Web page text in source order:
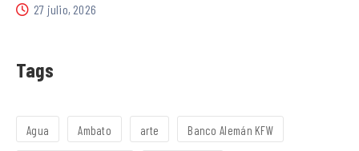
27 julio, 2026
Tags
Agua Ambato arte Banco Alemán KFW